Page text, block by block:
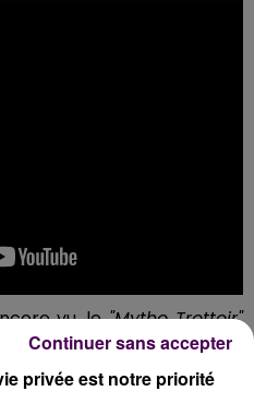
vu, le"Mytho Trottoir"
!
privée est notre priorité
Continuer sans accepter